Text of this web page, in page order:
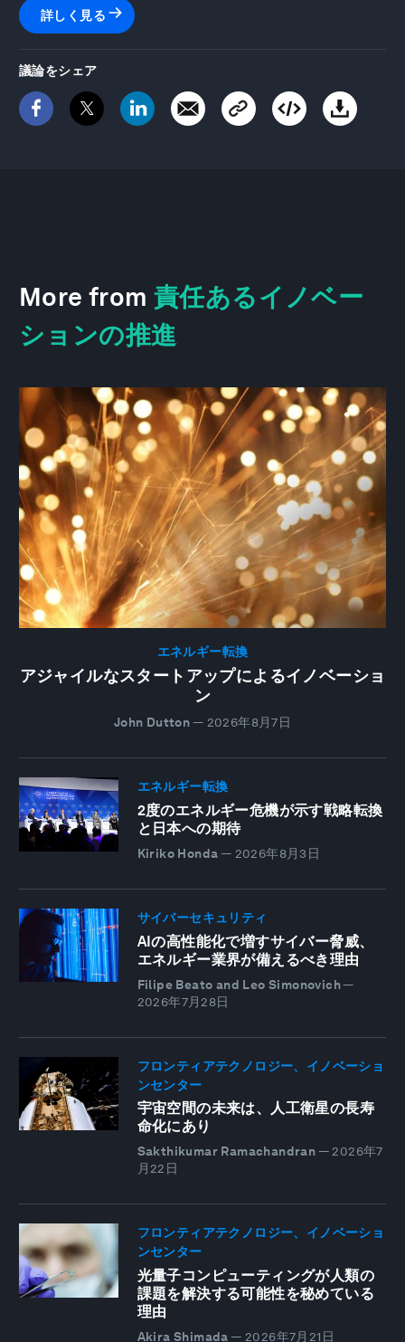
詳しく見る
議論をシェア
More from 責任あるイノベー
ションの推進
エネルギー転換
アジャイルなスタートアップによるイノベーショ
ン
John Dutton — 2026年8月7日
エネルギー転換
2度のエネルギー危機が示す戦略転換
と日本への期待
Kiriko Honda — 2026年8月3日
サイバーセキュリティ
AIの高性能化で増すサイバー脅威、
エネルギー業界が備えるべき理由
Filipe Beato and Leo Simonovich—
2026年7月28日
フロンティアテクノロジー、イノベーショ
ンセンター
宇宙空間の未来は、人工衛星の長寿
命化にあり
Sakthikumar Ramachandran — 2026年7
月22日
フロンティアテクノロジー、イノベーショ
ンセンター
光量子コンピューティングが人類の
課題を解決する可能性を秘めている
理由
Akira Shimada — 2026年7月21日